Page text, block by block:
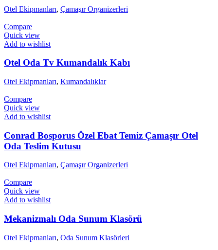
Otel Ekipmanları, Çamaşır Organizerleri
Compare
Quick view
Add to wishlist
Otel Oda Tv Kumandalık Kabı
Otel Ekipmanları, Kumandalıklar
Compare
Quick view
Add to wishlist
Conrad Bosporus Özel Ebat Temiz Çamaşır Otel
Oda Teslim Kutusu
Otel Ekipmanları, Çamaşır Organizerleri
Compare
Quick view
Add to wishlist
Mekanizmalı Oda Sunum Klasörü
Otel Ekipmanları, Oda Sunum Klasörleri